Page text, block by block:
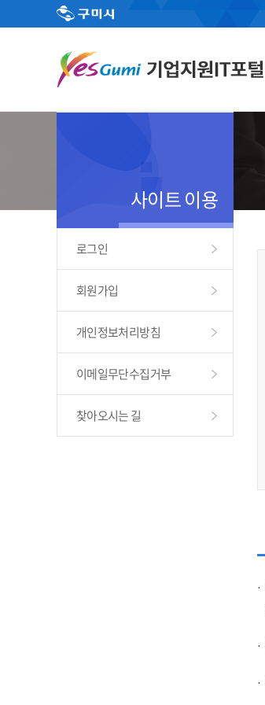
사이트 이용
로그인
회원가입
개인정보처리방침
이메일무단수집거부
찾아오시는 길